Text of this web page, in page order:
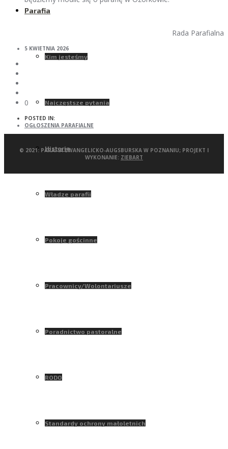
Parafia
Kim jesteśmy
Najczęstsze pytania
Historia
Władze parafii
Pokoje gościnne
Pracownicy/Wolontariusze
Poradnictwo pastoralne
RODO
Standardy ochrony małoletnich
Rada Parafialna
5 KWIETNIA 2026
0
POSTED IN:
OGŁOSZENIA PARAFIALNE
© 2021: PARAFIA EWANGELICKO-AUGSBURSKA W POZNANIU; PROJEKT I
WYKONANIE: ZIEBART